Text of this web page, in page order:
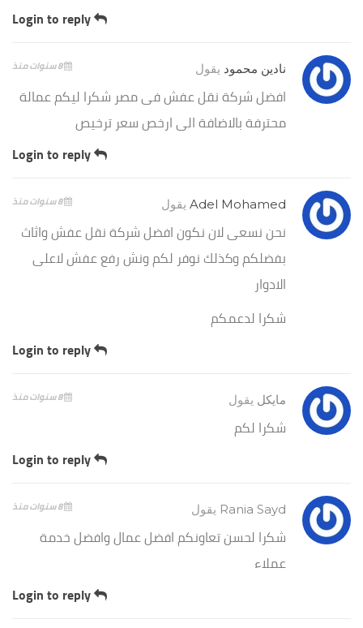
نادين محمود يقول 8 سنوات منذ
افضل شركة نقل عفش فى مصر شكرا ليكم عمالة
محترفة بالاضافة الى ارخص سعر ترخيص
Adel Mohamed يقول 8 سنوات منذ
نحن نسعى لان نكون افضل شركة نقل عفش واثاث
بفضلكم وكذلك نوفر لكم ونش رفع عفش لاعلى
الادوار
شكرا لدعمكم
مايكل يقول 8 سنوات منذ
شكرا لكم
Rania Sayd يقول 8 سنوات منذ
شكرا لحسن تعاونكم افضل عمال وافضل خدمة
عملاء